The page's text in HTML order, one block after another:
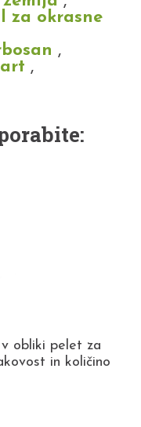
za okrasne
,
,
obliki pelet za
in količino